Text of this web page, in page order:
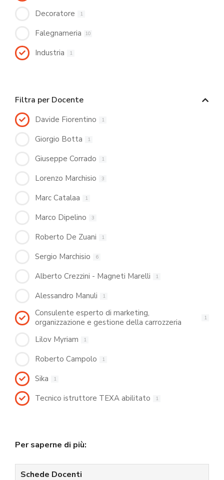
Decoratore 1
Falegnameria 10
Industria 1
Filtra per Docente
Davide Fiorentino 1
Giorgio Botta 1
Giuseppe Corrado 1
Lorenzo Marchisio 3
Marc Catalaa 1
Marco Dipelino 3
Roberto De Zuani 1
Sergio Marchisio 6
Alberto Crezzini - Magneti Marelli 1
Alessandro Manuli 1
Consulente esperto di marketing,
organizzazione e gestione della carrozzeria
1
Lilov Myriam 1
Roberto Campolo 1
Sika 1
Tecnico istruttore TEXA abilitato 1
Per saperne di più:
Schede Docenti